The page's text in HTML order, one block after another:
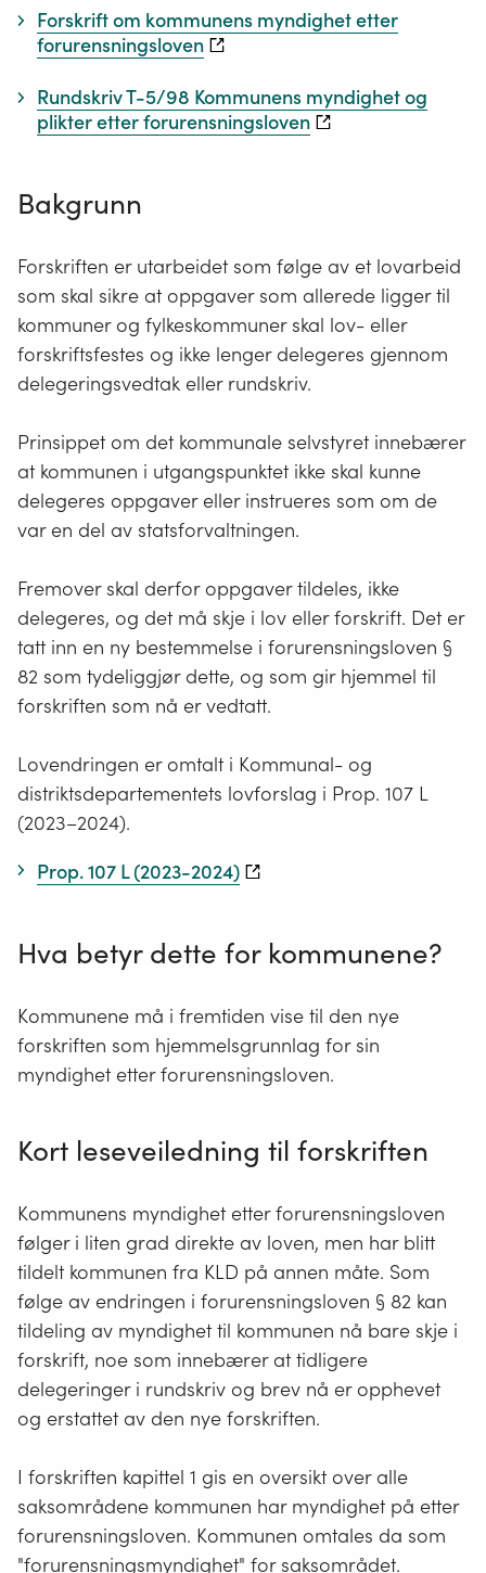
Forskrift om kommunens myndighet etter
forurensningsloven
Rundskriv T-5/98 Kommunens myndighet og
plikter etter forurensningsloven
Bakgrunn
Forskriften er utarbeidet som følge av et lovarbeid
som skal sikre at oppgaver som allerede ligger til
kommuner og fylkeskommuner skal lov- eller
forskriftsfestes og ikke lenger delegeres gjennom
delegeringsvedtak eller rundskriv.
Prinsippet om det kommunale selvstyret innebærer
at kommunen i utgangspunktet ikke skal kunne
delegeres oppgaver eller instrueres som om de
var en del av statsforvaltningen.
Fremover skal derfor oppgaver tildeles, ikke
delegeres, og det må skje i lov eller forskrift. Det er
tatt inn en ny bestemmelse i forurensningsloven §
82 som tydeliggjør dette, og som gir hjemmel til
forskriften som nå er vedtatt.
Lovendringen er omtalt i Kommunal- og
distriktsdepartementets lovforslag i Prop. 107 L
(2023–2024).
Prop. 107 L (2023-2024)
Hva betyr dette for kommunene?
Kommunene må i fremtiden vise til den nye
forskriften som hjemmelsgrunnlag for sin
myndighet etter forurensningsloven.
Kort leseveiledning til forskriften
Kommunens myndighet etter forurensningsloven
følger i liten grad direkte av loven, men har blitt
tildelt kommunen fra KLD på annen måte. Som
følge av endringen i forurensningsloven § 82 kan
tildeling av myndighet til kommunen nå bare skje i
forskrift, noe som innebærer at tidligere
delegeringer i rundskriv og brev nå er opphevet
og erstattet av den nye forskriften.
I forskriften kapittel 1 gis en oversikt over alle
saksområdene kommunen har myndighet på etter
forurensningsloven. Kommunen omtales da som
"forurensningsmyndighet" for saksområdet.